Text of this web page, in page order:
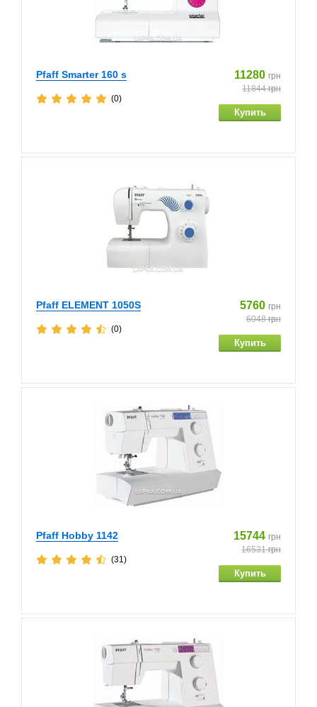
Pfaff Smarter 160 s 11280 грн
11844грн
(0)
Pfaff ELEMENT 1050S 5760 грн
6048грн
(0)
Pfaff Hobby 1142 15744 грн
16531грн
(31)